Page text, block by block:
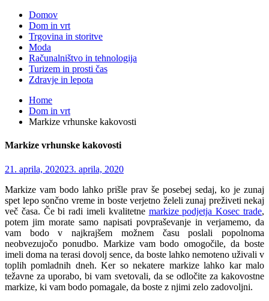
Domov
Dom in vrt
Trgovina in storitve
Moda
Računalništvo in tehnologija
Turizem in prosti čas
Zdravje in lepota
Home
Dom in vrt
Markize vrhunske kakovosti
Markize vrhunske kakovosti
21. aprila, 202023. aprila, 2020
Markize vam bodo lahko prišle prav še posebej sedaj, ko je zunaj
spet lepo sončno vreme in boste verjetno želeli zunaj preživeti nekaj
več časa. Če bi radi imeli kvalitetne markize podjetja Kosec trade,
potem jim morate samo napisati povpraševanje in verjamemo, da
vam bodo v najkrajšem možnem času poslali popolnoma
neobvezujočo ponudbo. Markize vam bodo omogočile, da boste
imeli doma na terasi dovolj sence, da boste lahko nemoteno uživali v
toplih pomladnih dneh. Ker so nekatere markize lahko kar malo
težavne za uporabo, bi vam svetovali, da se odločite za kakovostne
markize, ki vam bodo pomagale, da boste z njimi zelo zadovoljni.